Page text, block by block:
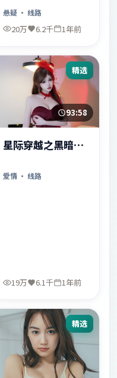
悬疑 · 线路
20万 6.2千 1年前
精选
93:58
星际穿越之黑暗秘
爱情 · 线路
19万 6.1千 1年前
精选